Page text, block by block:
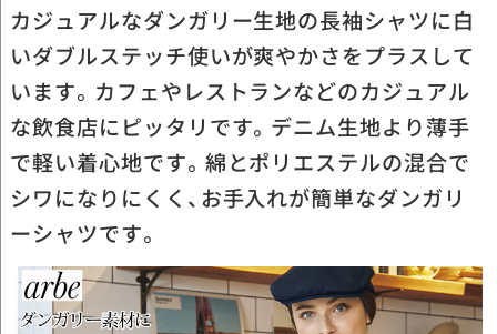
カジュアルなダンガリー生地の長袖シャツに白
いダブルステッチ使いが爽やかさをプラスして
います。カフェやレストランなどのカジュアル
な飲食店にピッタリです。デニム生地より薄手
で軽い着心地です。綿とポリエステルの混合で
シワになりにくく、お手入れが簡単なダンガリ
ーシャツです。